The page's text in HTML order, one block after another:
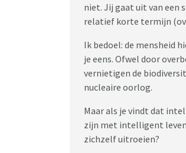
niet. Jij gaat uit van een
relatief korte termijn
Ik bedoel: de mensheid
je eens. Ofwel door
vernietigen de
nucleaire oorlog.
Maar als je vindt dat
zijn met intelligent
zichzelf uitroeien?